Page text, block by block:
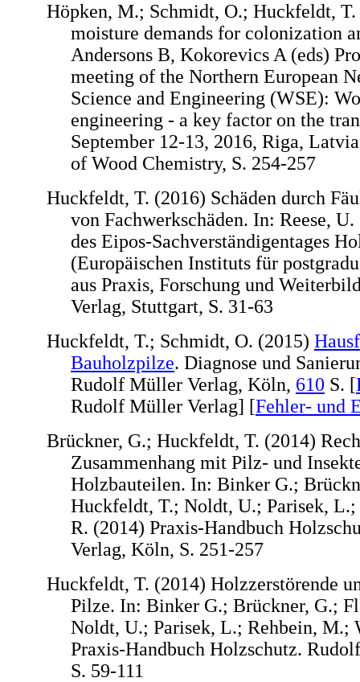
Höpken, M.; Schmidt, O.; Huckfeldt, T.
moisture demands for colonization
Andersons B, Kokorevics A (eds)
meeting of the Northern European
Science and Engineering (WSE):
engineering - a key factor on the
September 12-13, 2016, Riga,
of Wood Chemistry, S. 254-257
Huckfeldt, T. (2016) Schäden durch
von Fachwerkschäden. In: Reese,
des Eipos-Sachverständigentages
(Europäischen Instituts für
aus Praxis, Forschung und
Verlag, Stuttgart, S. 31-63
Huckfeldt, T.; Schmidt, O. (2015)
Bauholzpilze. Diagnose und
Rudolf Müller Verlag, Köln, 610 S. [
Rudolf Müller Verlag] [Fehler- und
Brückner, G.; Huckfeldt, T. (2014)
Zusammenhang mit Pilz- und
Holzbauteilen. In: Binker G.;
Huckfeldt, T.; Noldt, U.; Parisek, L.;
R. (2014) Praxis-Handbuch
Verlag, Köln, S. 251-257
Huckfeldt, T. (2014) Holzzerstörende
Pilze. In: Binker G.; Brückner, G.;
Noldt, U.; Parisek, L.; Rehbein, M.;
Praxis-Handbuch Holzschutz.
S. 59-111